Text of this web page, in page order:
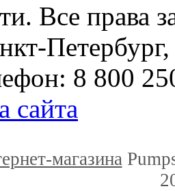
Все права
8 800
сайта
магазина